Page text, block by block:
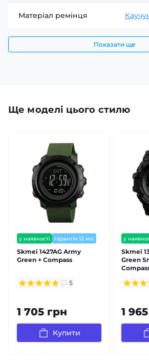
Матеріал ремінця
Показати ще
Ще моделі цього стилю
у наявності гарантія 12 міс
Skmei 1427AG Army
Green + Compass
5
1 705 грн
Купити
у
Skmei
Green
1